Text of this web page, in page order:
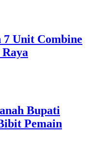
Unit Combine
Bupati
Pemain